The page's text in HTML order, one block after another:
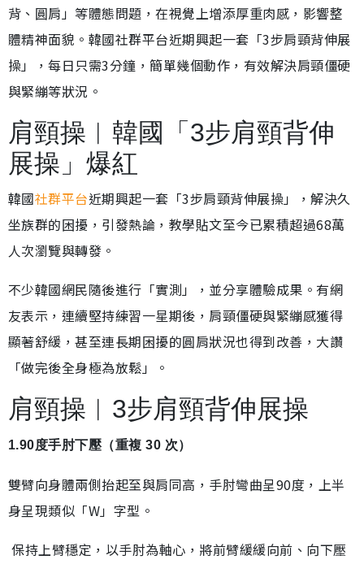
背、圓肩」等體態問題，在視覺上增添厚重肉感，影響整
體精神面貌。韓國社群平台近期興起一套「3步肩頸背伸展
操」，每日只需3分鐘，簡單幾個動作，有效解決肩頸僵硬
與緊繃等狀況。
肩頸操︱韓國「3步肩頸背伸
展操」爆紅
韓國社群平台近期興起一套「3步肩頸背伸展操」，解決久
坐族群的困擾，引發熱論，教學貼文至今已累積超過68萬
人次瀏覽與轉發。
不少韓國網民隨後進行「實測」，並分享體驗成果。有網
友表示，連續堅持練習一星期後，肩頸僵硬與緊繃感獲得
顯著舒緩，甚至連長期困擾的圓肩狀況也得到改善，大讚
「做完後全身極為放鬆」。
肩頸操︱3步肩頸背伸展操
1.90度手肘下壓（重複 30 次）
雙臂向身體兩側抬起至與肩同高，手肘彎曲呈90度，上半
身呈現類似「W」字型。
保持上臂穩定，以手肘為軸心，將前臂緩緩向前、向下壓